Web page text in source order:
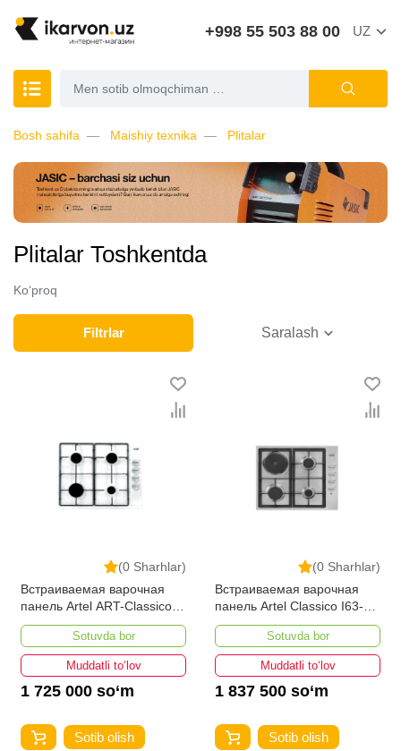
+998 55 503 88 00 UZ
Bosh sahifa Maishiy texnika Plitalar
Plitalar Toshkentda
Ko‘proq
Filtrlar Saralash
(0 Sharhlar)
Встраиваемая варочная
панель Artel ART-Classico
I63-0161 (Белая)
Sotuvda bor
Muddatli to‘lov
1 725 000 so‘m
Sotib olish
(0 Sharhlar)
Встраиваемая варочная
панель Artel Classico I63-
0060
Sotuvda bor
Muddatli to‘lov
1 837 500 so‘m
Sotib olish